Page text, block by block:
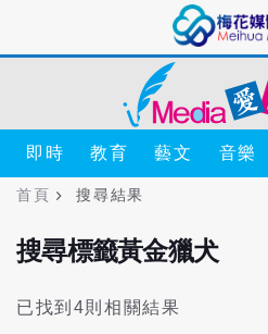
即時 教育 藝文 音樂
首頁 搜尋結果
搜尋標籤黃金獵犬
已找到4則相關結果